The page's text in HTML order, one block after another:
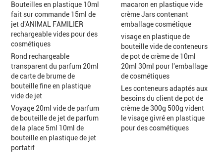
Bouteilles en plastique 10ml
fait sur commande 15ml de
jet d'ANIMAL FAMILIER
rechargeable vides pour des
cosmétiques
Rond rechargeable
transparent du parfum 20ml
de carte de brume de
bouteille fine en plastique
vide de jet
Voyage 20ml vide de parfum
de bouteille de jet de parfum
de la place 5ml 10ml de
bouteille en plastique de jet
portatif
macaron en plastique vide
crème Jars contenant
emballage cosmétique
visage en plastique de
bouteille vide de conteneurs
de pot de crème de 10ml
20ml 30ml pour l'emballage
de cosmétiques
Les conteneurs adaptés aux
besoins du client de pot de
crème de 300g 500g vident
le visage givré en plastique
pour des cosmétiques